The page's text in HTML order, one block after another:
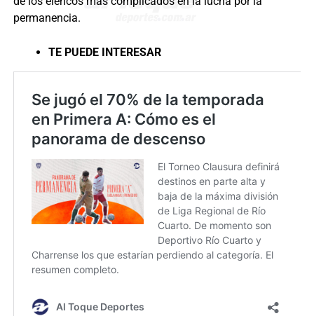
permanencia.
TE PUEDE INTERESAR